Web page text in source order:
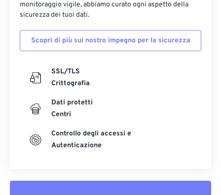
monitoraggio vigile, abbiamo curato ogni aspetto della
sicurezza dei tuoi dati.
Scopri di più sul nostro impegno per la sicurezza
SSL/TLS
Crittografia
Dati protetti
Centri
Controllo degli accessi e
Autenticazione